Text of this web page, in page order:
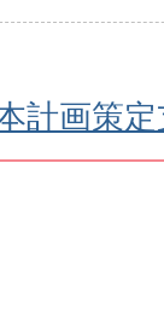
計画策